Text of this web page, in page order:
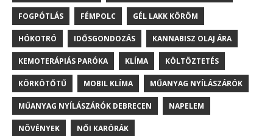
FOGPÓTLÁS FÉMPOLC GÉL LAKK KÖRÖM
HÓKOTRÓ IDŐSGONDOZÁS KANNABISZ OLAJ ÁRA
KEMOTERÁPIÁS PARÓKA KLÍMA KÖLTÖZTETÉS
KÖRKÖTŐTŰ MOBIL KLÍMA MŰANYAG NYÍLÁSZÁRÓK
MŰANYAG NYÍLÁSZÁRÓK DEBRECEN NAPELEM
NÖVÉNYEK NŐI KARÓRÁK